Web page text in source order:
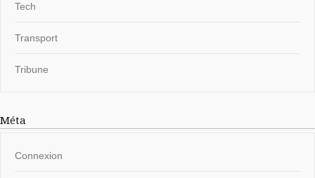
Tech
Transport
Tribune
Méta
Connexion